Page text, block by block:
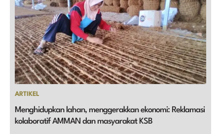
ARTIKEL
Menghidupkan lahan, menggerakkan ekonomi: Reklamasi
kolaboratif AMMAN dan masyarakat KSB